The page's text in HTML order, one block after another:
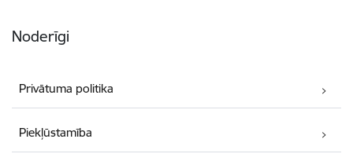
Noderīgi
Privātuma politika
Piekļūstamība